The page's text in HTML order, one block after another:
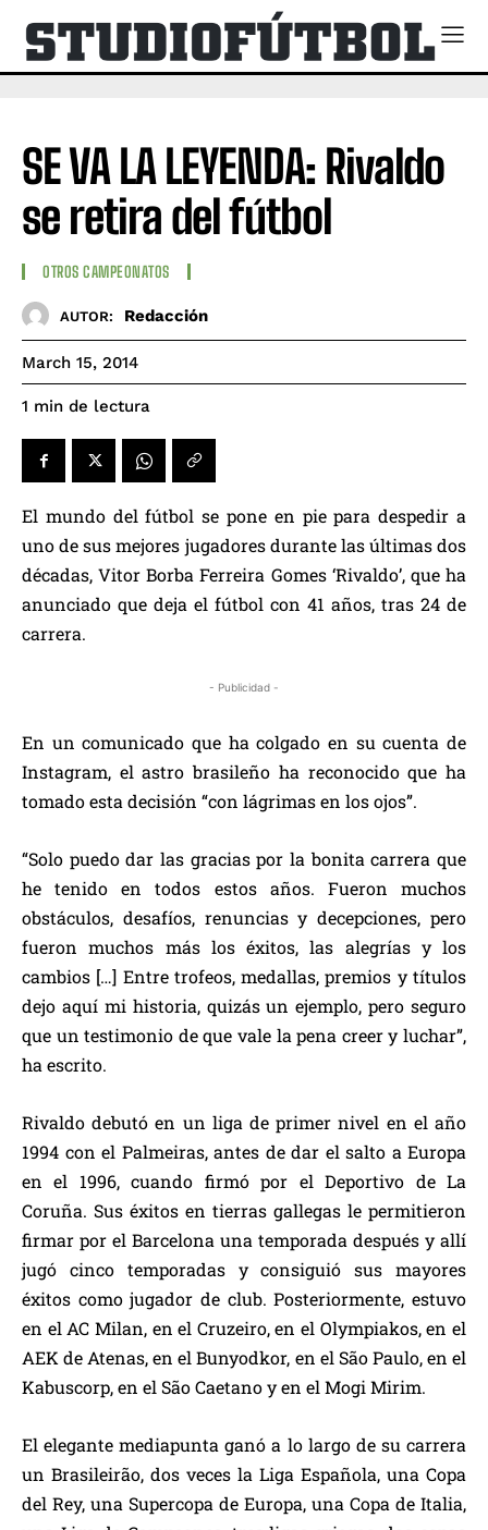
SE VA LA LEYENDA: Rivaldo
se retira del fútbol
OTROS CAMPEONATOS
AUTOR: Redacción
March 15, 2014
1 min de lectura
El mundo del fútbol se pone en pie para despedir a
uno de sus mejores jugadores durante las últimas dos
décadas, Vitor Borba Ferreira Gomes ‘Rivaldo’, que ha
anunciado que deja el fútbol con 41 años, tras 24 de
carrera.
- Publicidad -
En un comunicado que ha colgado en su cuenta de
Instagram, el astro brasileño ha reconocido que ha
tomado esta decisión “con lágrimas en los ojos”.
“Solo puedo dar las gracias por la bonita carrera que
he tenido en todos estos años. Fueron muchos
obstáculos, desafíos, renuncias y decepciones, pero
fueron muchos más los éxitos, las alegrías y los
cambios […] Entre trofeos, medallas, premios y títulos
dejo aquí mi historia, quizás un ejemplo, pero seguro
que un testimonio de que vale la pena creer y luchar”,
ha escrito.
Rivaldo debutó en un liga de primer nivel en el año
1994 con el Palmeiras, antes de dar el salto a Europa
en el 1996, cuando firmó por el Deportivo de La
Coruña. Sus éxitos en tierras gallegas le permitieron
firmar por el Barcelona una temporada después y allí
jugó cinco temporadas y consiguió sus mayores
éxitos como jugador de club. Posteriormente, estuvo
en el AC Milan, en el Cruzeiro, en el Olympiakos, en el
AEK de Atenas, en el Bunyodkor, en el São Paulo, en el
Kabuscorp, en el São Caetano y en el Mogi Mirim.
El elegante mediapunta ganó a lo largo de su carrera
un Brasileirão, dos veces la Liga Española, una Copa
del Rey, una Supercopa de Europa, una Copa de Italia,